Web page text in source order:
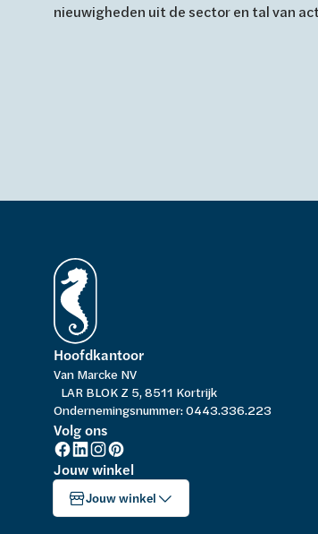
nieuwigheden uit de sector en tal van
Hoofdkantoor
Van Marcke NV
LAR BLOK Z 5, 8511 Kortrijk
Ondernemingsnummer: 0443.336.223
Volg ons
Jouw winkel
Jouw winkel